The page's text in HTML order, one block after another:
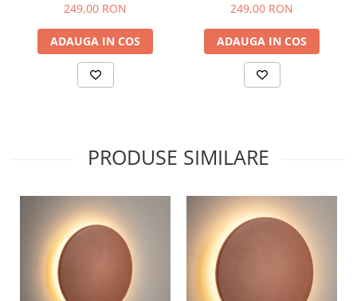
249,00 RON
ADAUGA IN COS
249,00 RON
ADAUGA IN COS
PRODUSE SIMILARE